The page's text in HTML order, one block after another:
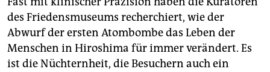
des Friedensmuseums recherchiert, wie der
Abwurf der ersten Atombombe das Leben der
Menschen in Hiroshima für immer verändert. Es
ist die Nüchternheit, die Besuchern auch ein